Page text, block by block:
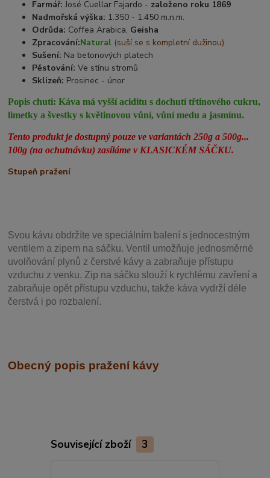
Farmář: José Cuellar Fajardo - založeno roku 1869
Nadmořská výška: 1.350 - 1.450 m.n.m.
Odrůda: Coffea Arabica, Geisha
Zpracování:Natural (suší se s kompletní dužinou)
Sušení: Na betonových platech
Pěstování: Ve stínu stromů
Sklizeň: Prosinec - únor
Popis chuti:Káva má vyšší aciditu s dochutí třtinového cukru,
limetky a švestky s květinovou vůní, vůní medu a jasmínu.
Tento produkt je dostupný pouze ve variantách 250g a 500g...
100g (na ochutnávku) zasíláme v KLASICKÉM SÁČKU.
Stupeň pražení
Svou kávu obdržíte ve speciálním balení s jednocestným
ventilem a zipem na sáčku. Ventil umožňuje jednosměrné
uvolňování plynů z čerstvé kávy a zabraňuje přístupu
vzduchu z venku. Zip na sáčku slouží k rychlému zavření a
zabraňuje opět přístupu vzduchu, takže káva vydrží déle
čerstvá i po rozbalení.
Obecný popis pražení kávy
Související zboží 3